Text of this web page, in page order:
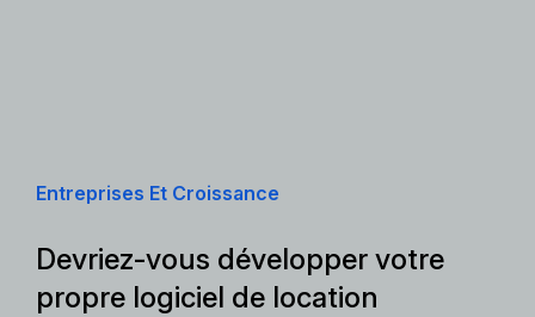
Entreprises Et Croissance
Devriez-vous développer votre
propre logiciel de location